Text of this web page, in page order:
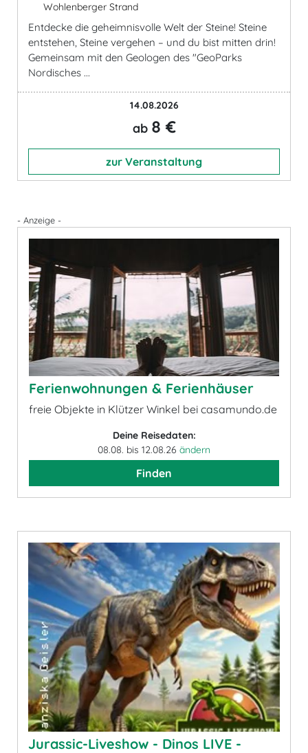
Wohlenberger Strand
Entdecke die geheimnisvolle Welt der Steine! Steine
entstehen, Steine vergehen – und du bist mitten drin!
Gemeinsam mit den Geologen des "GeoParks
Nordisches ...
14.08.2026
ab 8 €
zur Veranstaltung
- Anzeige -
Ferienwohnungen & Ferienhäuser
freie Objekte in Klützer Winkel bei casamundo.de
Deine Reisedaten:
08.08. bis 12.08.26 ändern
Finden
Jurassic-Liveshow - Dinos LIVE -